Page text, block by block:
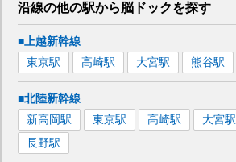
沿線の他の駅から脳ドックを探す
■上越新幹線
東京駅 高崎駅 大宮駅 熊谷駅
■北陸新幹線
新高岡駅 東京駅 高崎駅 大宮駅
長野駅